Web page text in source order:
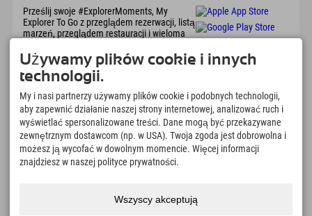
Prześlij swoje #ExplorerMoments, My
Explorer To Go z przeglądem rezerwacji, listą
marzeń, przeglądem restauracji i wieloma
Czas na chwile odkrywcy
166
Jeziora górskie i baseny
rekreacyjne
4.634km
Stoki do jazdy na nartach i
snowboardzie
8.991km
Szlaki do pieszych
wędrówek i wspinaczki
97%
Używamy plików cookie i innych
technologii.
My i nasi partnerzy używamy plików cookie i podobnych technologii,
aby zapewnić działanie naszej strony internetowej, analizować ruch i
wyświetlać spersonalizowane treści. Dane mogą być przekazywane
zewnętrznym dostawcom (np. w USA). Twoja zgoda jest dobrowolna i
możesz ją wycofać w dowolnym momencie. Więcej informacji
znajdziesz w naszej polityce prywatności.
Wszyscy akceptują